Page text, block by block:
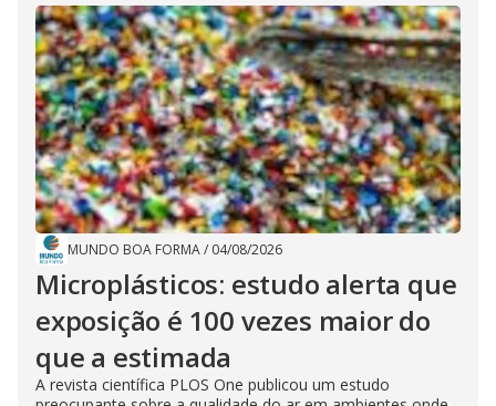
MUNDO BOA FORMA/ 04/08/2026
Microplásticos: estudo alerta que
exposição é 100 vezes maior do
que a estimada
A revista científica PLOS One publicou um estudo